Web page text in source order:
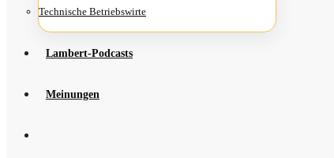
Tech­ni­sche Betriebswirte
Lam­­bert-Pod­­casts
Mei­nun­gen